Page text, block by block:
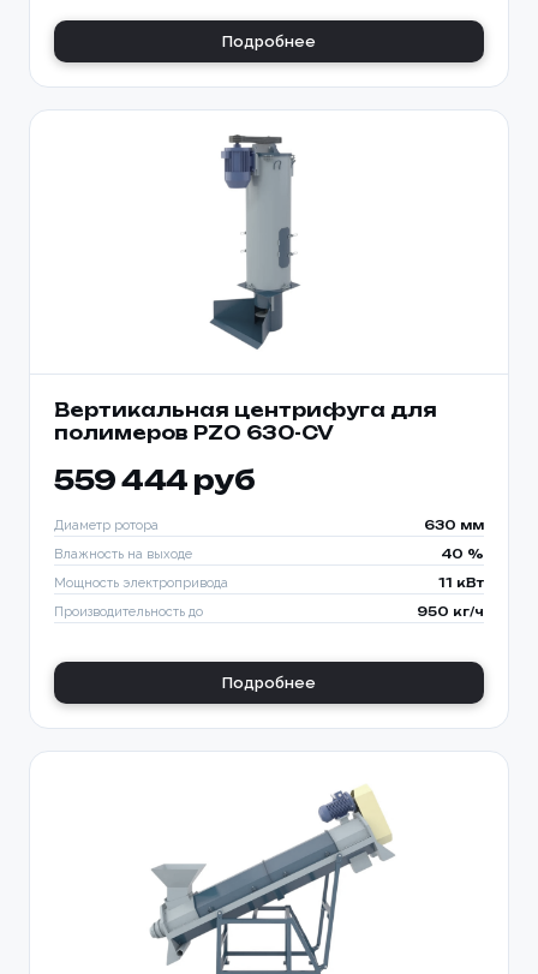
Подробнее
Вертикальная центрифуга для
полимеров PZO 630-CV
559 444 руб
Диаметр ротора 630 мм
Влажность на выходе 40 %
Мощность электропривода 11 кВт
Производительность до 950 кг/ч
Подробнее